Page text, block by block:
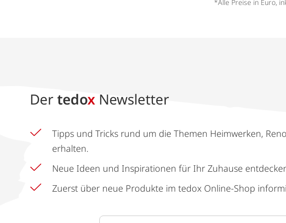
*Alle Preise in Euro,
Der tedox Newsletter
Tipps und Tricks rund um die Themen Heimwerken,
erhalten.
Neue Ideen und Inspirationen für Ihr Zuhause
Zuerst über neue Produkte im tedox Online-Shop